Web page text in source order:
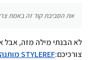
הבעיה,
צורך
את
את הסביבת קוד זה באמת
לא הבנתי מילה מזה, אבל
צורכיכם:STYLEREF מותנה.docx